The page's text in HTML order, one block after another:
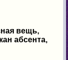
вещь,
абсента,